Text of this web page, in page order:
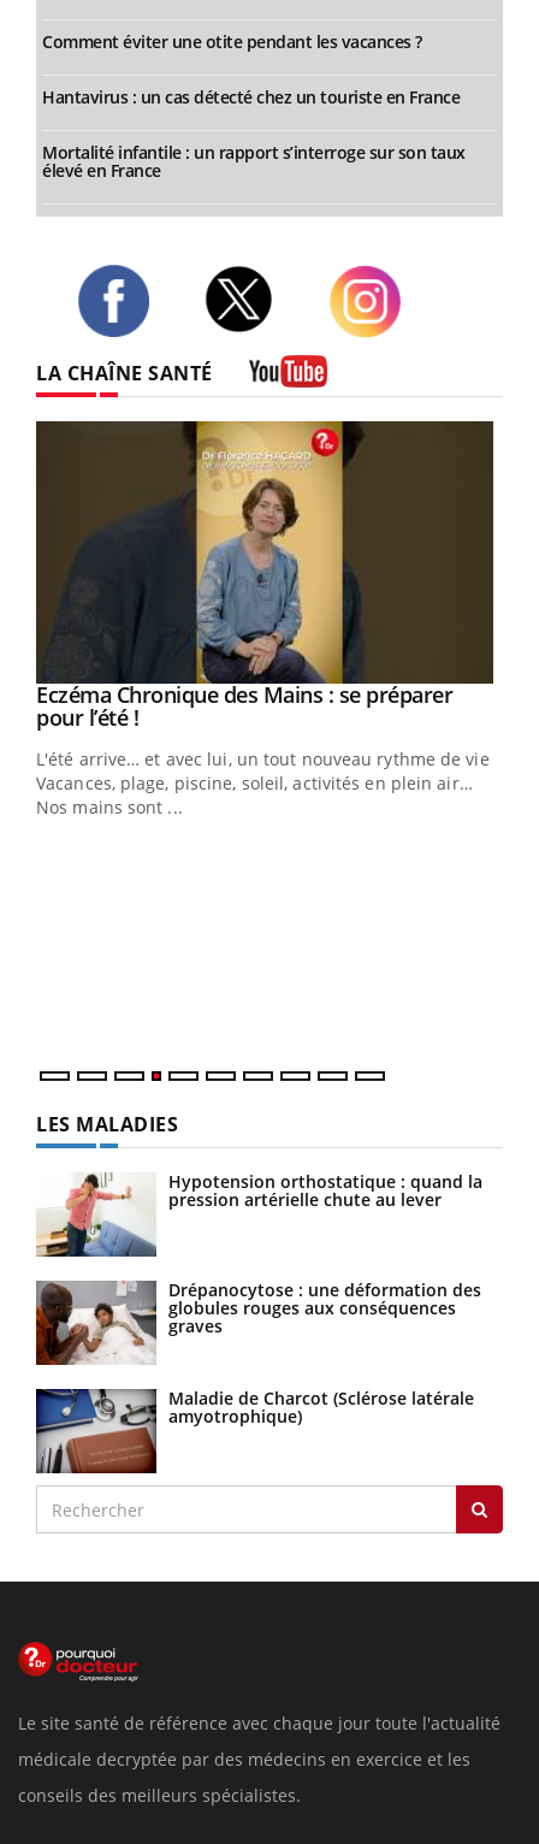
Comment éviter une otite pendant les vacances ?
Hantavirus : un cas détecté chez un touriste en France
Mortalité infantile : un rapport s’interroge sur son taux
élevé en France
LA CHAÎNE SANTÉ
Youtube
Eczéma Chronique des Mains : se préparer
pour l’été !Youtube
L'été arrive… et avec lui, un tout nouveau rythme de vie !
Vacances, plage, piscine, soleil, activités en plein air…
Nos mains sont ...
LES MALADIES
Hypotension orthostatique : quand la
pression artérielle chute au lever
Drépanocytose : une déformation des
globules rouges aux conséquences
graves
Maladie de Charcot (Sclérose latérale
amyotrophique)
Le site santé de référence avec chaque jour toute l'actualité
médicale decryptée par des médecins en exercice et les
conseils des meilleurs spécialistes.